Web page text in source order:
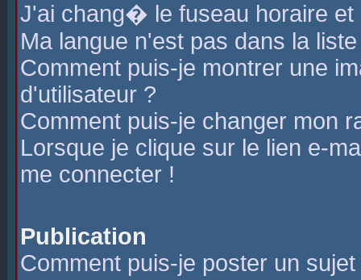
J'ai chang� le fuseau horaire
Ma langue n'est pas dans la
Comment puis-je montrer une
d'utilisateur ?
Comment puis-je changer mon
Lorsque je clique sur le lien e-
me connecter !
Publication
Comment puis-je poster un